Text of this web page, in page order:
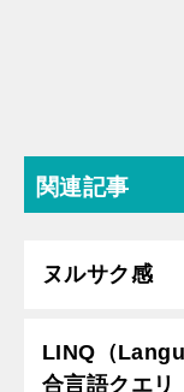
関連記事
ヌルサク感
LINQ（
合言語クエリ